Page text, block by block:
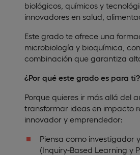
biológicos, químicos y
innovadores en salud,
Este grado te ofrece una
microbiología y bioquímica,
combinación que garantiza
¿Por qué este grado es para ti?
Porque quieres ir más allá del
transformar ideas en impacto
innovador y emprendedor:
Piensa como investigador
(Inquiry-Based Learning y